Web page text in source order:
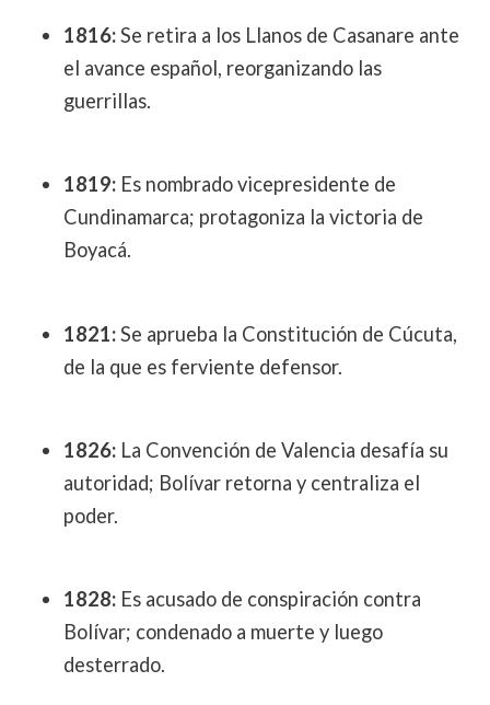
1816:Se retira a los Llanos de Casanare ante
el avance español, reorganizando las
guerrillas.
1819:Es nombrado vicepresidente de
Cundinamarca; protagoniza la victoria de
Boyacá.
1821:Se aprueba la Constitución de Cúcuta,
de la que es ferviente defensor.
1826:La Convención de Valencia desafía su
autoridad; Bolívar retorna y centraliza el
poder.
1828:Es acusado de conspiración contra
Bolívar; condenado a muerte y luego
desterrado.